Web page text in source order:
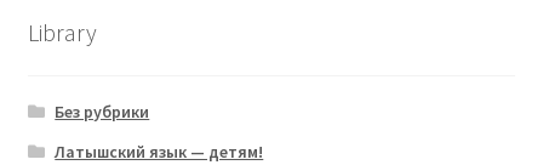
Library
Без рубрики
Латышский язык — детям!